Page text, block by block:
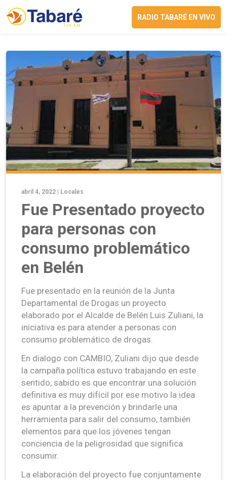
RADIO TABARÉ EN VIVO
abril 4, 2022 | Locales
Fue Presentado proyecto
para personas con
consumo problemático
en Belén
Fue presentado en la reunión de la Junta
Departamental de Drogas un proyecto
elaborado por el Alcalde de Belén Luis Zuliani, la
iniciativa es para atender a personas con
consumo problemático de drogas.
En dialogo con CAMBIO, Zuliani dijo que desde
la campaña política estuvo trabajando en este
sentido, sabido es que encontrar una solución
definitiva es muy difícil por ese motivo la idea
es apuntar a la prevención y brindarle una
herramienta para salir del consumo, también
elementos para que los jóvenes tengan
conciencia de la peligrosidad que significa
consumir.
La elaboración del proyecto fue conjuntamente